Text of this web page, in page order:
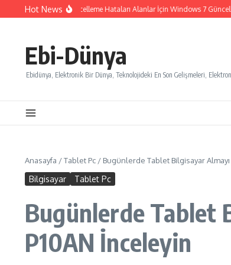
İçeriğe atlaHot News
Windows 7 Güncelleme Hataları Alanlar İçin Windows 7
Ebi-Dünya
Ebidünya, Elektronik Bir Dünya, Teknolojideki En Son Gelişmeleri,
Anasayfa /Tablet Pc / Bugünlerde Tablet Bilgisayar
Bilgisayar Tablet Pc
Bugünlerde Tablet
P10AN İnceleyin